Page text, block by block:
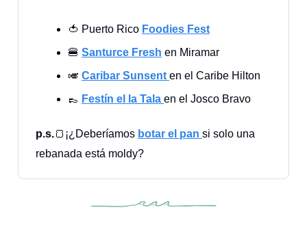
🍅 Puerto Rico Foodies Fest
🍔 Santurce Fresh en Miramar
🎺 Caribar Sunsent en el Caribe Hilton
👞 Festín el la Tala en el Josco Bravo
p.s.🍞¡¿Deberíamos botar el pan si solo una
rebanada está moldy?